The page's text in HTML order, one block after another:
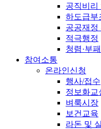
공직비리
하도급부
공공재정
적극행정
청렴·부
참여소통
온라인신청
행사/접수
정보화교
벼룩시장
보건교육
라돈 및